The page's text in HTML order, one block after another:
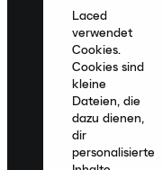
Melde dich
Laced
verwendet
Cookies.
Cookies sind
kleine
Dateien, die
dazu dienen,
dir
personalisierte